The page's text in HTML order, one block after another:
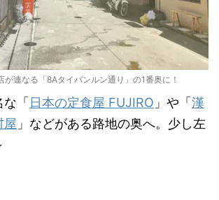
が連なる「8Aタイバンルン通り」の1番奥に！
「 日本の定食屋 FUJIRO 」や「 漢
」などがある路地の奥へ。少し左